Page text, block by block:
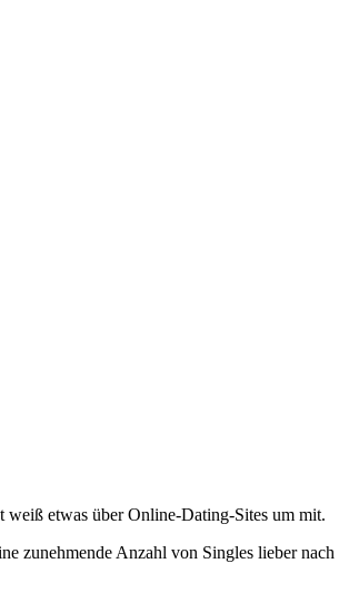
weiß etwas über Online-Dating-Sites um mit.
zunehmende Anzahl von Singles lieber nach